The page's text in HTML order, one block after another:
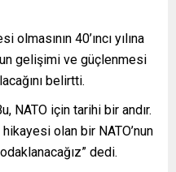
olmasının 40’ıncı yılına
gelişimi ve güçlenmesi
belirtti.
NATO için tarihi bir andır.
olan bir NATO’nun
dedi.